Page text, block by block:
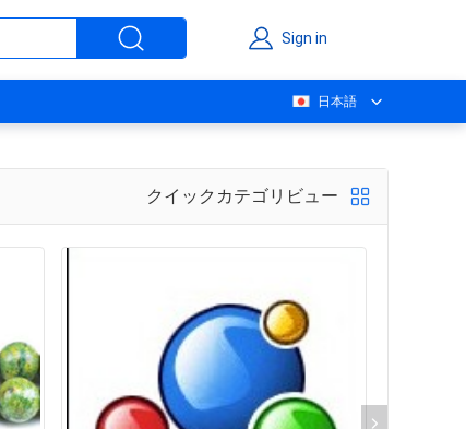
Sign in
日本語
クイックカテゴリビュー